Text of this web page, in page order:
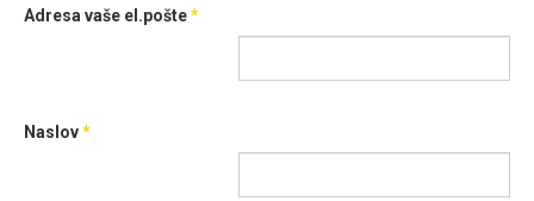
Adresa vaše el.pošte*
Naslov*